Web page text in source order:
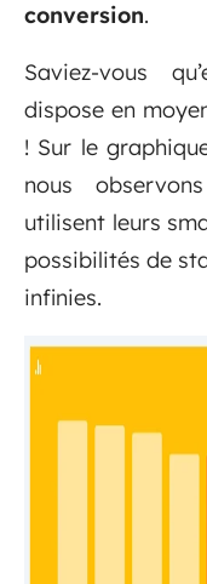
conversion.
Saviez-vous
dispose en
! Sur le
nous
utilisent leurs
possibilités de
infinies.